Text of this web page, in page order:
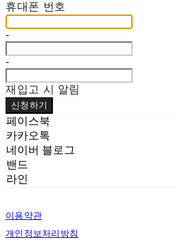
휴대폰 번호
-
-
재입고 시 알림
신청하기
페이스북
카카오톡
네이버 블로그
밴드
라인
이용약관
개인정보처리방침